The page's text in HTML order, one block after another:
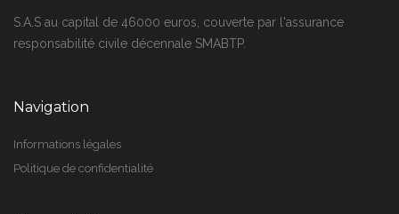
S.A.S au capital de 46000 euros, couverte par l'assurance
responsabilité civile décennale SMABTP.
Navigation
Informations légales
Politique de confidentialité